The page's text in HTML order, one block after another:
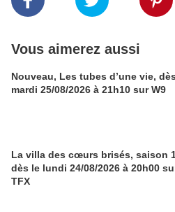
Vous aimerez aussi
Nouveau, Les tubes d’une vie,
mardi 25/08/2026 à 21h10 sur W9
La villa des cœurs brisés, saison
dès le lundi 24/08/2026 à 20h00
TFX